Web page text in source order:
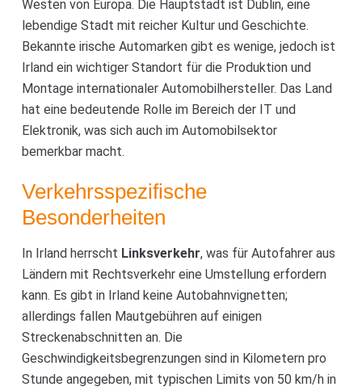
Westen von Europa. Die Hauptstadt ist Dublin, eine
lebendige Stadt mit reicher Kultur und Geschichte.
Bekannte irische Automarken gibt es wenige, jedoch ist
Irland ein wichtiger Standort für die Produktion und
Montage internationaler Automobilhersteller. Das Land
hat eine bedeutende Rolle im Bereich der IT und
Elektronik, was sich auch im Automobilsektor
bemerkbar macht.
Verkehrsspezifische
Besonderheiten
In Irland herrscht Linksverkehr, was für Autofahrer aus
Ländern mit Rechtsverkehr eine Umstellung erfordern
kann. Es gibt in Irland keine Autobahnvignetten;
allerdings fallen Mautgebühren auf einigen
Streckenabschnitten an. Die
Geschwindigkeitsbegrenzungen sind in Kilometern pro
Stunde angegeben, mit typischen Limits von 50 km/h in